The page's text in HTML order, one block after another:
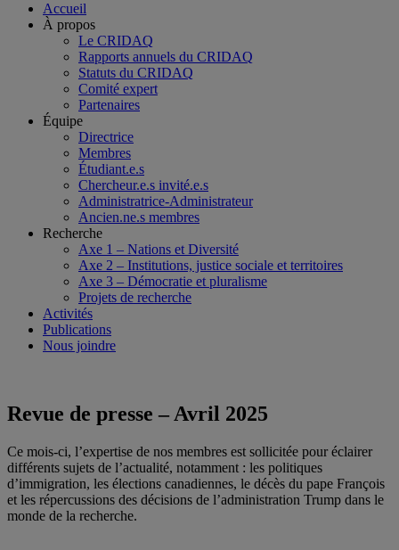
Accueil
À propos
Le CRIDAQ
Rapports annuels du CRIDAQ
Statuts du CRIDAQ
Comité expert
Partenaires
Équipe
Directrice
Membres
Étudiant.e.s
Chercheur.e.s invité.e.s
Administratrice-Administrateur
Ancien.ne.s membres
Recherche
Axe 1 – Nations et Diversité
Axe 2 – Institutions, justice sociale et territoires
Axe 3 – Démocratie et pluralisme
Projets de recherche
Activités
Publications
Nous joindre
Revue de presse – Avril 2025
Ce mois-ci, l’expertise de nos membres est sollicitée pour éclairer
différents sujets de l’actualité, notamment : les politiques
d’immigration, les élections canadiennes, le décès du pape François
et les répercussions des décisions de l’administration Trump dans le
monde de la recherche.